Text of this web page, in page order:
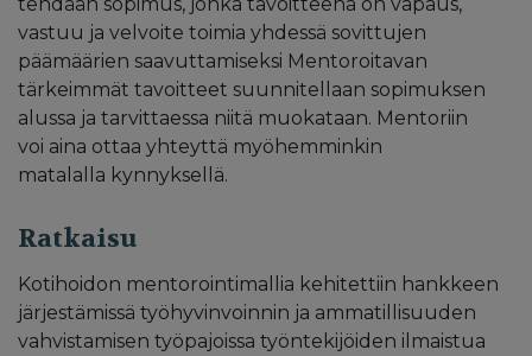
vastuu ja velvoite toimia yhdessä sovittujen
päämäärien saavuttamiseksi Mentoroitavan
tärkeimmät tavoitteet suunnitellaan sopimuksen
alussa ja tarvittaessa niitä muokataan. Mentoriin
voi aina ottaa yhteyttä myöhemminkin
matalalla kynnyksellä.​
Ratkaisu
Kotihoidon mentorointimallia kehitettiin hankkeen
järjestämissä työhyvinvoinnin ja ammatillisuuden
vahvistamisen työpajoissa työntekijöiden ilmaistua